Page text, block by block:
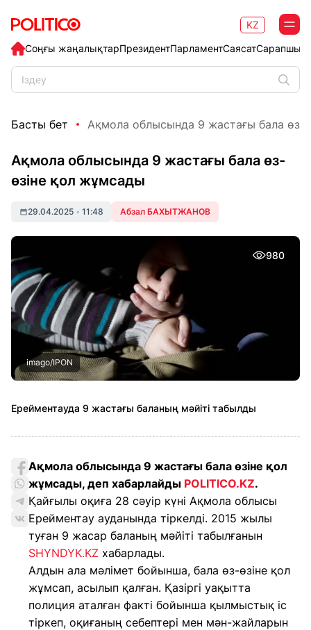
Соңғы жаңалықтарПрезидентПарламентСаясат
KZ
Басты бет Ақмола облысында 9 жастағы бала өз-
Ақмола облысында 9 жастағы бала өз-
өзіне қол жұмсады
29.04.2025 • 11:48 Абзал БАХЫТЖАНОВ
980
imago/IPON
Ерейментауда 9 жастағы баланың мәйіті табылды
Ақмола облысында 9 жастағы бала өзіне қол
жұмсады, деп хабарлайды POLITICO.KZ.
Қайғылы оқиға 28 сәуір күні Ақмола облысы
Ерейментау ауданында тіркелді. 2015 жылы
туған 9 жасар баланың мәйіті табылғанын
SHYNDYK.KZ хабарлады.
Алдын ала мәлімет бойынша, бала өз-өзіне қол
жұмсап, асылып қалған. Қазіргі уақытта
полиция аталған факті бойынша қылмыстық іс
тіркеп, оқиғаның себептері мен мән-жайларын